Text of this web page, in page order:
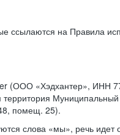
ссылаются на Правила
(ООО «Хэдхантер», ИНН
территория Муниципальный
помещ. 25).
слова «мы», речь